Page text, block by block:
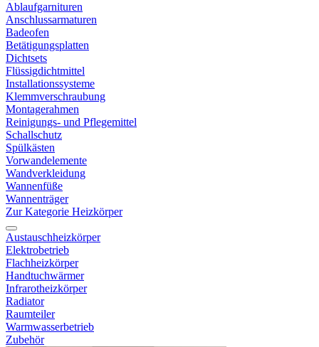
Ablaufgarnituren
Anschlussarmaturen
Badeofen
Betätigungsplatten
Dichtsets
Flüssigdichtmittel
Installationssysteme
Klemmverschraubung
Montagerahmen
Reinigungs- und Pflegemittel
Schallschutz
Spülkästen
Vorwandelemente
Wandverkleidung
Wannenfüße
Wannenträger
Zur Kategorie Heizkörper
Austauschheizkörper
Elektrobetrieb
Flachheizkörper
Handtuchwärmer
Infrarotheizkörper
Radiator
Raumteiler
Warmwasserbetrieb
Zubehör